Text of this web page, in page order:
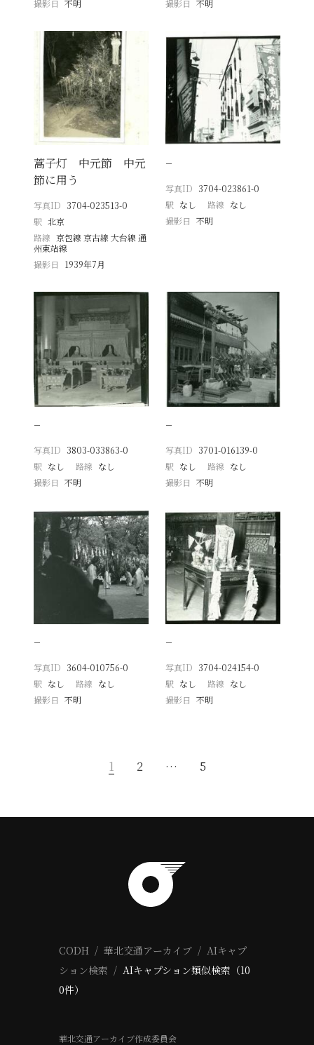
撮影日
不明
撮影日 不明
蒿子灯 中元節 中元
節に用う
写真ID 3704-023513-0
駅 北京
路線 京包線 京古線 大台線 通
州東站線
撮影日
1939年7月
−
写真ID 3704-023861-0
駅 なし 路線 なし
撮影日 不明
−
写真ID 3803-033863-0
駅 なし 路線 なし
撮影日
不明
−
写真ID 3701-016139-0
駅 なし 路線 なし
撮影日 不明
−
写真ID 3604-010756-0
駅 なし 路線 なし
撮影日
不明
−
写真ID 3704-024154-0
駅 なし 路線 なし
撮影日 不明
1 2 … 5
CODH 華北交通アーカイブ
AIキャプ
ション検索
AIキャプション類似検索（10
0件）
華北交通アーカイブ作成委員会